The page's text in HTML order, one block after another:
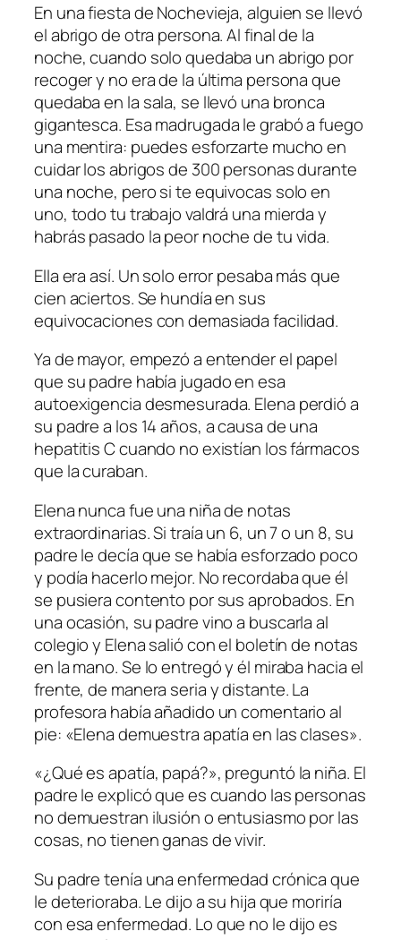
En una fiesta de Nochevieja, alguien se llevó
el abrigo de otra persona. Al final de la
noche, cuando solo quedaba un abrigo por
recoger y no era de la última persona que
quedaba en la sala, se llevó una bronca
gigantesca. Esa madrugada le grabó a fuego
una mentira: puedes esforzarte mucho en
cuidar los abrigos de 300 personas durante
una noche, pero si te equivocas solo en
uno, todo tu trabajo valdrá una mierda y
habrás pasado la peor noche de tu vida.
Ella era así. Un solo error pesaba más que
cien aciertos. Se hundía en sus
equivocaciones con demasiada facilidad.
Ya de mayor, empezó a entender el papel
que su padre había jugado en esa
autoexigencia desmesurada. Elena perdió a
su padre a los 14 años, a causa de una
hepatitis C cuando no existían los fármacos
que la curaban.
Elena nunca fue una niña de notas
extraordinarias. Si traía un 6, un 7 o un 8, su
padre le decía que se había esforzado poco
y podía hacerlo mejor. No recordaba que él
se pusiera contento por sus aprobados. En
una ocasión, su padre vino a buscarla al
colegio y Elena salió con el boletín de notas
en la mano. Se lo entregó y él miraba hacia el
frente, de manera seria y distante. La
profesora había añadido un comentario al
pie: «Elena demuestra apatía en las clases».
«¿Qué es apatía, papá?», preguntó la niña. El
padre le explicó que es cuando las personas
no demuestran ilusión o entusiasmo por las
cosas, no tienen ganas de vivir.
Su padre tenía una enfermedad crónica que
le deterioraba. Le dijo a su hija que moriría
con esa enfermedad. Lo que no le dijo es